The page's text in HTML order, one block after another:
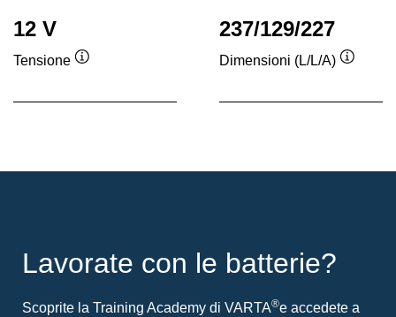
12 V
Tensione
237/129/227
Dimensioni (L/L/A)
Lavorate con le batterie?
Scoprite la Training Academy di VARTA®e accedete a